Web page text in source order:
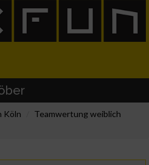
Köln
Teamwertung weiblich